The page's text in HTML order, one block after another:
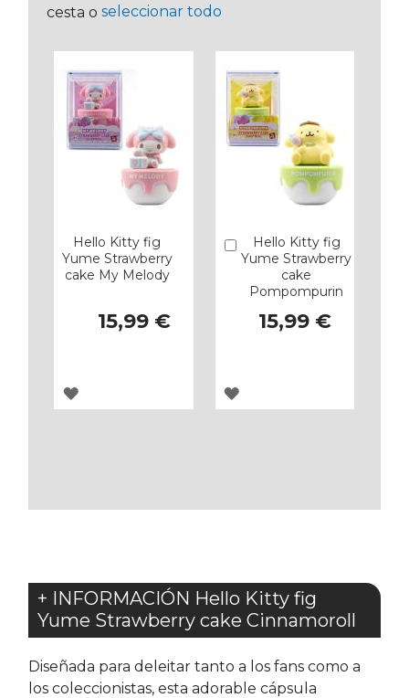
cesta o seleccionar todo
Hello Kitty fig
Yume Strawberry
cake My Melody
15,99 €
AGREGAR
Hello Kitty fig
Yume Strawberry
cake
Pompompurin
15,99 €
Añadir
AGREGAR
+ INFORMACIÓN Hello Kitty fig
Yume Strawberry cake Cinnamoroll
Diseñada para deleitar tanto a los fans como a
los coleccionistas, esta adorable cápsula